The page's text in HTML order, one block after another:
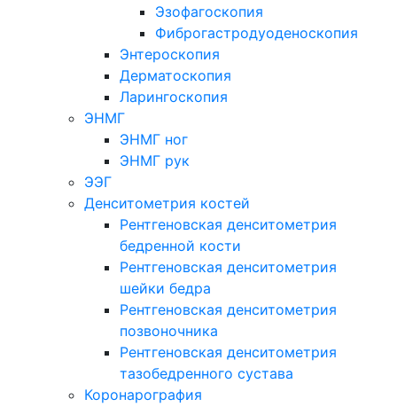
Эзофагоскопия
Фиброгастродуоденоскопия
Энтероскопия
Дерматоскопия
Ларингоскопия
ЭНМГ
ЭНМГ ног
ЭНМГ рук
ЭЭГ
Денситометрия костей
Рентгеновская денситометрия
бедренной кости
Рентгеновская денситометрия
шейки бедра
Рентгеновская денситометрия
позвоночника
Рентгеновская денситометрия
тазобедренного сустава
Коронарография